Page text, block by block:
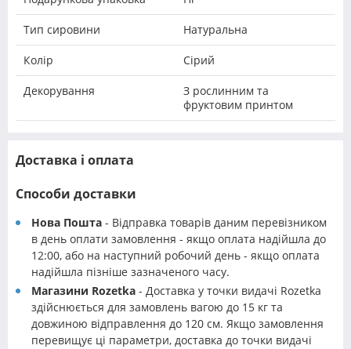
Тип сировини Натуральна
Колір Сірий
Декорування
З рослинним та
фруктовим принтом
Доставка і оплата
Способи доставки
Нова Пошта - Відправка товарів даним перевізником
в день оплати замовлення - якщо оплата надійшла до
12:00, або на наступний робочий день - якщо оплата
надійшла пізніше зазначеного часу.
Магазини Rozetka - Доставка у точки видачі Rozetka
здійснюється для замовлень вагою до 15 кг та
довжиною відправлення до 120 см. Якщо замовлення
перевищує ці параметри, доставка до точки видачі